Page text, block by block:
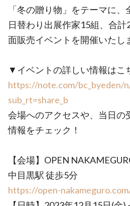
「冬の贈り物」をテーマに、
日替わり出展作家15組、合
面販売イベントを開催いたし
▼イベントの詳しい情報はこ
https://note.com/bc_byeden/
sub_rt=share_b
会場へのアクセスや、当日の
情報をチェック！
【会場】OPEN
中目黒駅 徒歩5分
https://open-